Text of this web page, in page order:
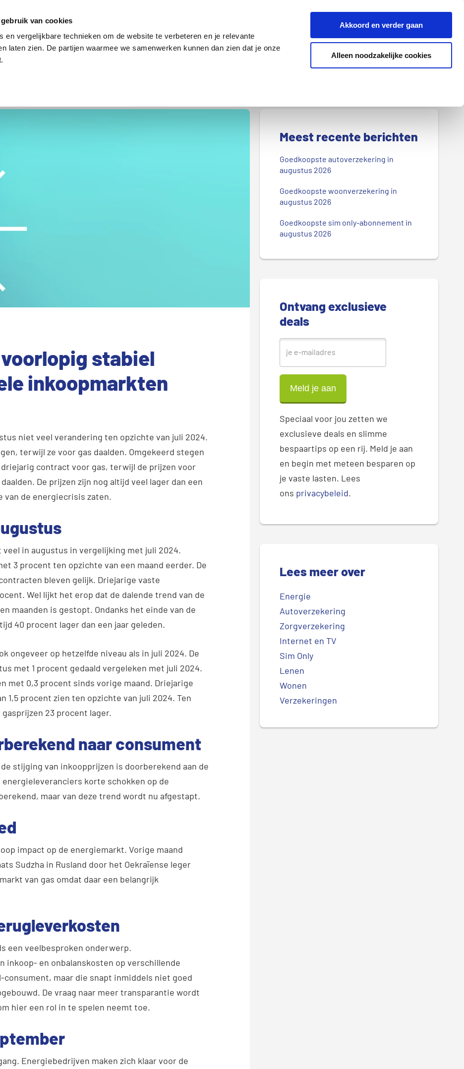
van cookies
en vergelijkbare technieken om de website te verbeteren en je relevante
laten zien. De partijen waarmee we samenwerken kunnen dan zien dat je onze
Akkoord en verder gaan
Alleen noodzakelijke cookies
Internet en tv
Z
e
k
d
n
b
o
g
.
.
Autoverzekering
stabiel
inkoopmarkten
niet veel verandering ten opzichte van juli 2024.
terwijl ze voor gas daalden. Omgekeerd stegen
contract voor gas, terwijl de prijzen voor
De prijzen zijn nog altijd veel lager dan een
van de energiecrisis zaten.
in augustus in vergelijking met juli 2024.
3 procent ten opzichte van een maand eerder. De
bleven gelijk. Driejarige vaste
Wel lijkt het erop dat de dalende trend van de
maanden is gestopt. Ondanks het einde van de
40 procent lager dan een jaar geleden.
ongeveer op hetzelfde niveau als in juli 2024. De
met 1 procent gedaald vergeleken met juli 2024.
met 0,3 procent sinds vorige maand. Driejarige
1,5 procent zien ten opzichte van juli 2024. Ten
23 procent lager.
naar consument
stijging van inkoopprijzen is doorberekend aan de
korte schokken op de
maar van deze trend wordt nu afgestapt.
impact op de energiemarkt. Vorige maand
Sudzha in Rusland door het Oekraïense leger
van gas omdat daar een belangrijk
een veelbesproken onderwerp.
inkoop- en onbalanskosten op verschillende
consument, maar die snapt inmiddels niet goed
De vraag naar meer transparantie wordt
hier een rol in te spelen neemt toe.
Energiebedrijven maken zich klaar voor de
P
e
Meest recente berichten
Goedkoopste autoverzekering in
augustus 2026
Goedkoopste woonverzekering in
augustus 2026
Goedkoopste sim only-abonnement in
augustus 2026
Ontvang exclusieve
deals
Speciaal voor jou zetten we
exclusieve deals en slimme
bespaartips op een rij. Meld je aan
en begin met meteen besparen op
je vaste lasten. Lees
ons privacybeleid.
Lees meer over
Energie
Autoverzekering
Zorgverzekering
Internet en TV
Sim Only
Lenen
Wonen
Verzekeringen